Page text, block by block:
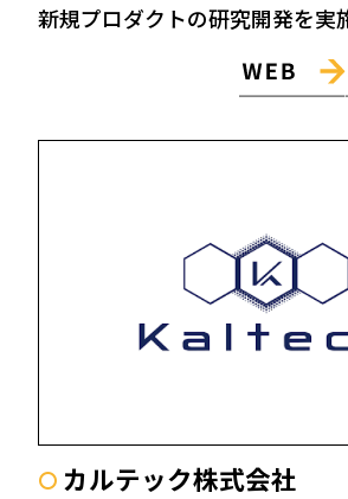
新規プロダクトの研究開発を実
〇 カルテック株式会社